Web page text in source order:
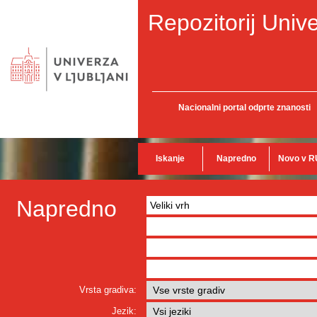
Repozitorij
Nacionalni portal odprte znanosti
Iskanje Napredno Novo v
Napredno
Vrsta gradiva:
Jezik: